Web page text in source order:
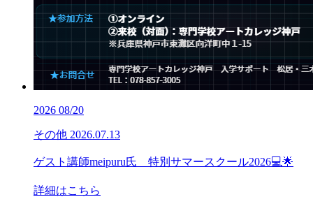
2026 08/20
その他 2026.07.13
ゲスト講師meipuru氏 特別サマースクール2026💻🌟
詳細はこちら